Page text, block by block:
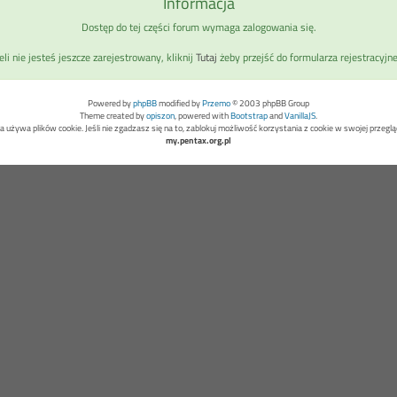
Dostęp do tej części forum wymaga zalogowania się.
nie jesteś jeszcze zarejestrowany, kliknij Tutaj żeby przejść do formularza
Powered byphpBBmodified byPrzemo© 2003 phpBB Group
Theme created byopiszon, powered withBootstrapandVanillaJS.
używa plików cookie. Jeśli nie zgadzasz się na to, zablokuj możliwość korzystania z cookie w swojej
my.pentax.org.pl